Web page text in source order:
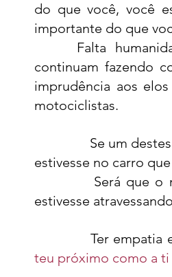
do que você, você
importante do que
Falta
continuam fazendo
imprudência aos
motociclistas.
Se um
estivesse no carro
Será que o
estivesse
Ter empatia
teu próximo como a ti